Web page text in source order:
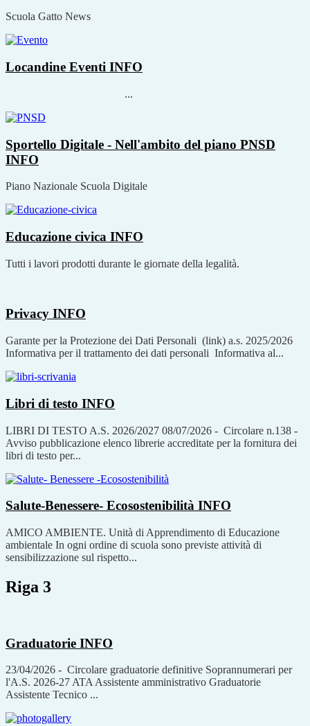
Scuola Gatto News
Locandine Eventi INFO
...
Sportello Digitale - Nell'ambito del piano PNSD
INFO
Piano Nazionale Scuola Digitale
Educazione civica INFO
Tutti i lavori prodotti durante le giornate della legalità.
Privacy INFO
Garante per la Protezione dei Dati Personali (link) a.s. 2025/2026
Informativa per il trattamento dei dati personali Informativa al...
Libri di testo INFO
LIBRI DI TESTO A.S. 2026/2027 08/07/2026 - Circolare n.138 -
Avviso pubblicazione elenco librerie accreditate per la fornitura dei
libri di testo per...
Salute-Benessere- Ecosostenibilità INFO
AMICO AMBIENTE. Unità di Apprendimento di Educazione
ambientale In ogni ordine di scuola sono previste attività di
sensibilizzazione sul rispetto...
Riga 3
Graduatorie INFO
23/04/2026 - Circolare graduatorie definitive Soprannumerari per
l'A.S. 2026-27 ATA Assistente amministrativo Graduatorie
Assistente Tecnico ...